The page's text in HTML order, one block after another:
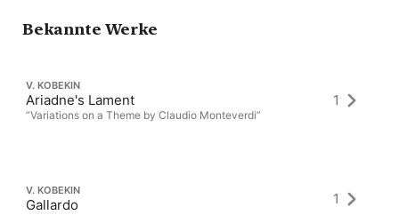
Bekannte Werke
V. KOBEKIN
Ariadne's Lament
“Variations on a Theme by Claudio Monteverdi”
1
V. KOBEKIN
Gallardo 1